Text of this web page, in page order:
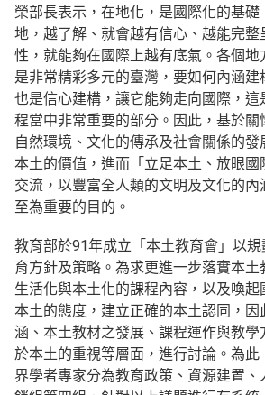
榮部長表示，在地化，是國際化的基
地，越了解、就會越有信心、越能完整
性，就能夠在國際上越有底氣。各個地
是非常精彩多元的臺灣，要如何內涵
也是信心建構，讓它能夠走向國際，這
程當中非常重要的部分。因此，基於關
自然環境、文化的傳承及社會關係的發
本土的價值，進而「立足本土、放眼國
交流，以豐富全人類的文明及文化的
至為重要的目的。
教育部於91年成立「本土教育會」以
育方針及策略。為求更進一步落實本
生活化與本土化的課程內容，以及喚
本土的態度，建立正確的本土認同，因
涵、本土教材之發展、課程運作與教
於本土的重視等層面，進行討論。為
界學者專家分為教育政策、資源建置